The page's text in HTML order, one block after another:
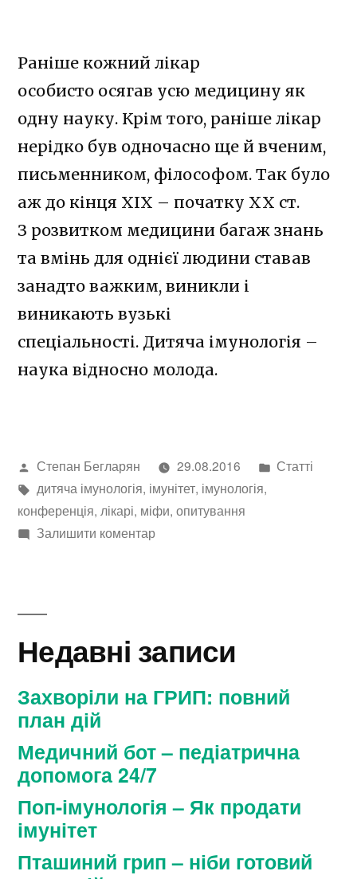
Раніше кожний лікар
особисто осягав усю медицину як
одну науку. Крім того, раніше лікар
нерідко був одночасно ще й вченим,
письменником, філософом. Так було
аж до кінця XIX – початку XX ст.
З розвитком медицини багаж знань
та вмінь для однієї людини ставав
занадто важким, виникли і
виникають вузькі
спеціальності. Дитяча імунологія –
наука відносно молода.
Написано
автором
Степан Бегларян 29.08.2016
Опубліковано
Статті
Позначки:
дитяча імунологія, імунітет, імунологія,
конференція, лікарі, міфи, опитування
Залишити коментардо
імунну
систему
Недавні записи
Захворіли на ГРИП: повний
план дій
Медичний бот – педіатрична
допомога 24/7
Поп-імунологія – Як продати
імунітет
Пташиний грип – ніби готовий